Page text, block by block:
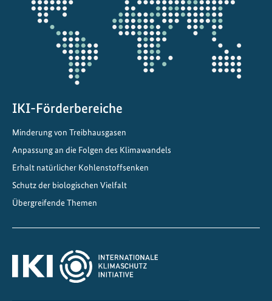
r
t
e
Projektkarte
IKI-Förderbereiche
Minderung von Treibhausgasen
Anpassung an die Folgen des Klimawandels
Erhalt natürlicher Kohlenstoffsenken
Schutz der biologischen Vielfalt
Übergreifende Themen